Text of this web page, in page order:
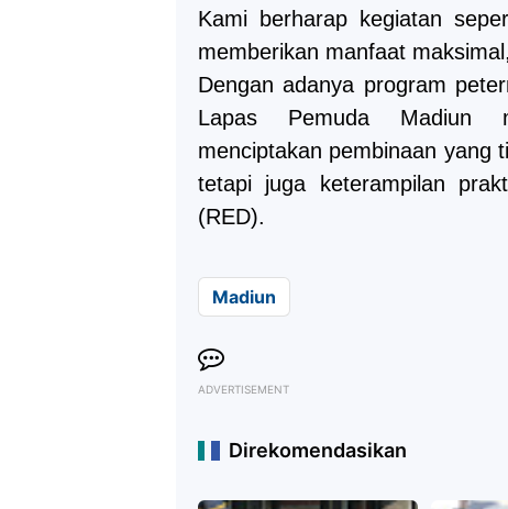
Kami berharap kegiatan
memberikan manfaat
Dengan adanya program
Lapas Pemuda Madiun
menciptakan pembinaan yang
tetapi juga keterampilan
(RED).
Madiun
ADVERTISEMENT
Direkomendasikan